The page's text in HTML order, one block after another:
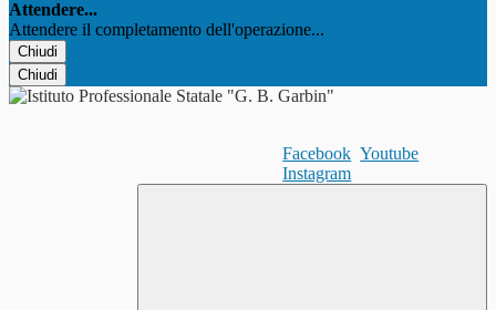
Attendere...
Attendere il completamento dell'operazione...
Chiudi
Chiudi
Facebook Youtube
Instagram